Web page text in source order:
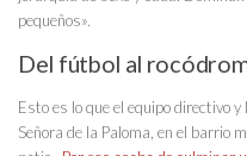
pequeños».
Del fútbol al
Esto es lo que el equipo directivo
Señora de la Paloma, en el barrio